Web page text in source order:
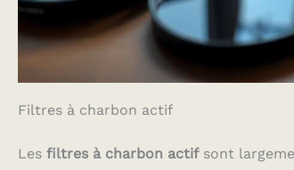
Filtres à charbon actif
Les filtres à charbon actifsont